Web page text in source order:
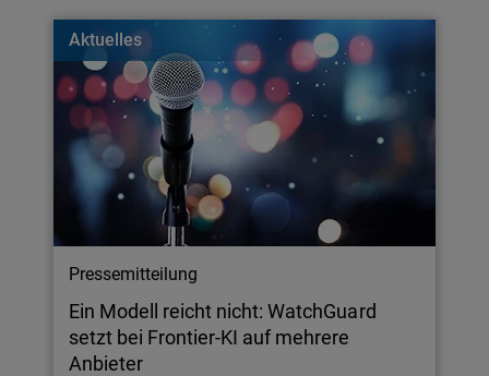
Aktuelles
Pressemitteilung
Ein Modell reicht nicht: WatchGuard
setzt bei Frontier-KI auf mehrere
Anbieter